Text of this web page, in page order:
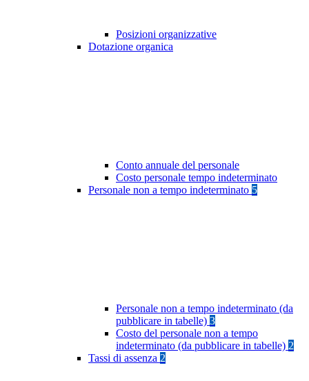
Posizioni organizzative
Dotazione organica
Conto annuale del personale
Costo personale tempo indeterminato
Personale non a tempo indeterminato 5
Personale non a tempo indeterminato (da
pubblicare in tabelle) 3
Costo del personale non a tempo
indeterminato (da pubblicare in tabelle) 2
Tassi di assenza 2